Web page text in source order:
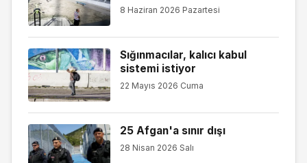
8 Haziran 2026 Pazartesi
Sığınmacılar, kalıcı kabul
sistemi istiyor
22 Mayıs 2026 Cuma
25 Afgan'a sınır dışı
28 Nisan 2026 Salı